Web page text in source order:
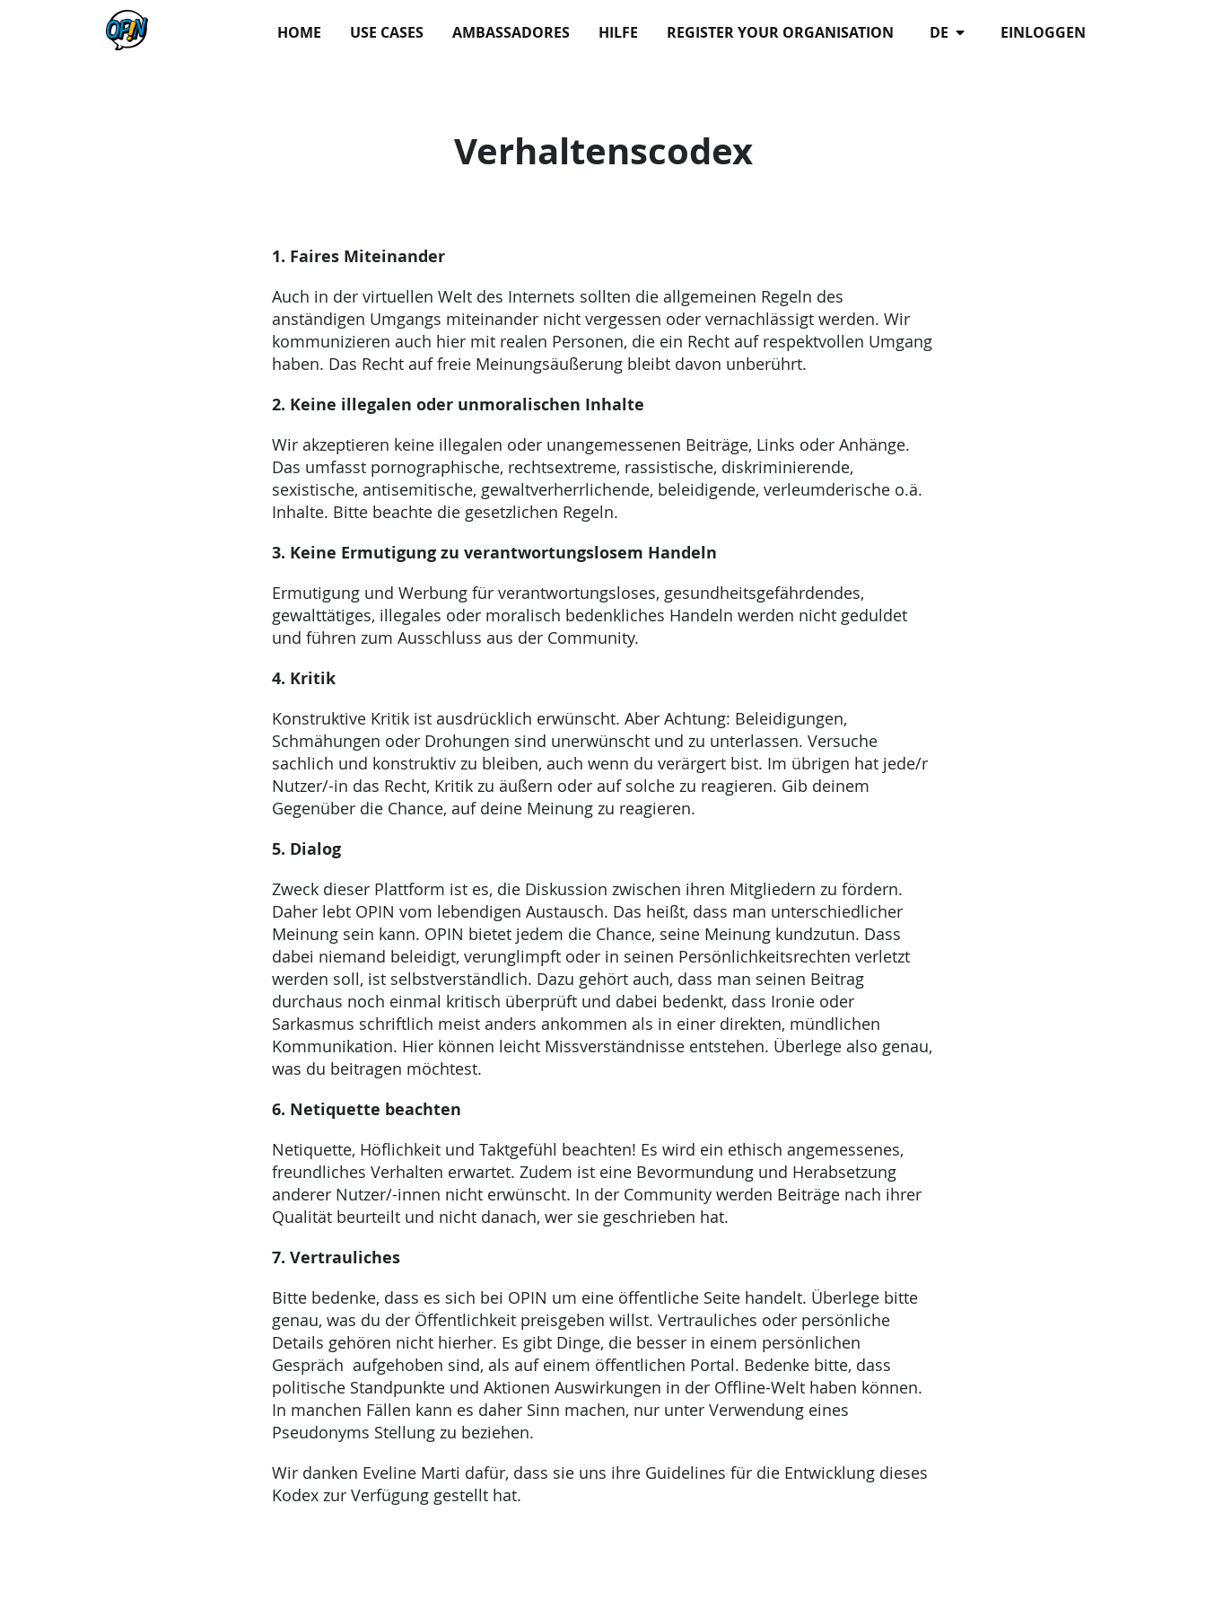
EINLOGGEN
DE
HOME USE CASES AMBASSADORES HILFE REGISTER YOUR ORGANISATION
Verhaltenscodex
1. Faires Miteinander
Auch in der virtuellen Welt des Internets sollten die allgemeinen Regeln des
anständigen Umgangs miteinander nicht vergessen oder vernachlässigt werden. Wir
kommunizieren auch hier mit realen Personen, die ein Recht auf respektvollen Umgang
haben. Das Recht auf freie Meinungsäußerung bleibt davon unberührt.
2. Keine illegalen oder unmoralischen Inhalte
Wir akzeptieren keine illegalen oder unangemessenen Beiträge, Links oder Anhänge.
Das umfasst pornographische, rechtsextreme, rassistische, diskriminierende,
sexistische, antisemitische, gewaltverherrlichende, beleidigende, verleumderische o.ä.
Inhalte. Bitte beachte die gesetzlichen Regeln.
3. Keine Ermutigung zu verantwortungslosem Handeln
Ermutigung und Werbung für verantwortungsloses, gesundheitsgefährdendes,
gewalttätiges, illegales oder moralisch bedenkliches Handeln werden nicht geduldet
und führen zum Ausschluss aus der Community.
4. Kritik
Konstruktive Kritik ist ausdrücklich erwünscht. Aber Achtung: Beleidigungen,
Schmähungen oder Drohungen sind unerwünscht und zu unterlassen. Versuche
sachlich und konstruktiv zu bleiben, auch wenn du verärgert bist. Im übrigen hat jede/r
Nutzer/-in das Recht, Kritik zu äußern oder auf solche zu reagieren. Gib deinem
Gegenüber die Chance, auf deine Meinung zu reagieren.
5. Dialog
Zweck dieser Plattform ist es, die Diskussion zwischen ihren Mitgliedern zu fördern.
Daher lebt OPIN vom lebendigen Austausch. Das heißt, dass man unterschiedlicher
Meinung sein kann. OPIN bietet jedem die Chance, seine Meinung kundzutun. Dass
dabei niemand beleidigt, verunglimpft oder in seinen Persönlichkeitsrechten verletzt
werden soll, ist selbstverständlich. Dazu gehört auch, dass man seinen Beitrag
durchaus noch einmal kritisch überprüft und dabei bedenkt, dass Ironie oder
Sarkasmus schriftlich meist anders ankommen als in einer direkten, mündlichen
Kommunikation. Hier können leicht Missverständnisse entstehen. Überlege also genau,
was du beitragen möchtest.
6. Netiquette beachten
Netiquette, Höflichkeit und Taktgefühl beachten! Es wird ein ethisch angemessenes,
freundliches Verhalten erwartet. Zudem ist eine Bevormundung und Herabsetzung
anderer Nutzer/-innen nicht erwünscht. In der Community werden Beiträge nach ihrer
Qualität beurteilt und nicht danach, wer sie geschrieben hat.
7. Vertrauliches
Bitte bedenke, dass es sich bei OPIN um eine öffentliche Seite handelt. Überlege bitte
genau, was du der Öffentlichkeit preisgeben willst. Vertrauliches oder persönliche
Details gehören nicht hierher. Es gibt Dinge, die besser in einem persönlichen
Gespräch aufgehoben sind, als auf einem öffentlichen Portal. Bedenke bitte, dass
politische Standpunkte und Aktionen Auswirkungen in der Offline-Welt haben können.
In manchen Fällen kann es daher Sinn machen, nur unter Verwendung eines
Pseudonyms Stellung zu beziehen.
Wir danken Eveline Marti dafür, dass sie uns ihre Guidelines für die Entwicklung dieses
Kodex zur Verfügung gestellt hat.